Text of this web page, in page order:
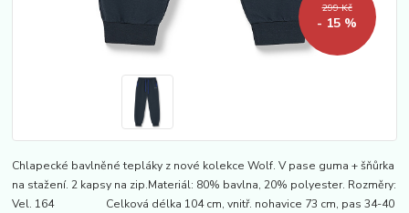
299 Kč
- 15 %
Chlapecké bavlněné tepláky z nové kolekce Wolf. V pase guma + šňůrka
na stažení. 2 kapsy na zip.Materiál: 80% bavlna, 20% polyester. Rozměry:
Vel. 164 Celková délka 104 cm, vnitř. nohavice 73 cm, pas 34-40